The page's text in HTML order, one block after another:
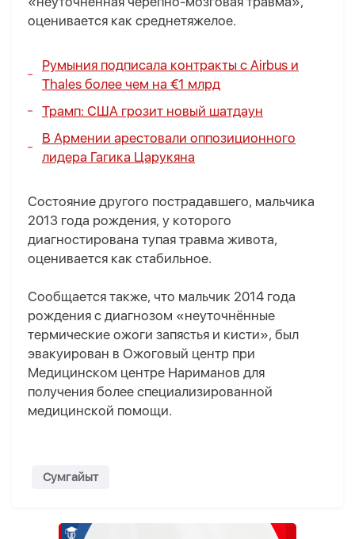
оценивается как среднетяжелое.
Румыния подписала контракты с Airbus и
Thales более чем на €1 млрд
Трамп: США грозит новый шатдаун
В Армении арестовали оппозиционного
лидера Гагика Царукяна
Состояние другого пострадавшего, мальчика
2013 года рождения, у которого
диагностирована тупая травма живота,
оценивается как стабильное.
Сообщается также, что мальчик 2014 года
рождения с диагнозом «неуточнённые
термические ожоги запястья и кисти», был
эвакуирован в Ожоговый центр при
Медицинском центре Нариманов для
получения более специализированной
медицинской помощи.
Сумгайыт